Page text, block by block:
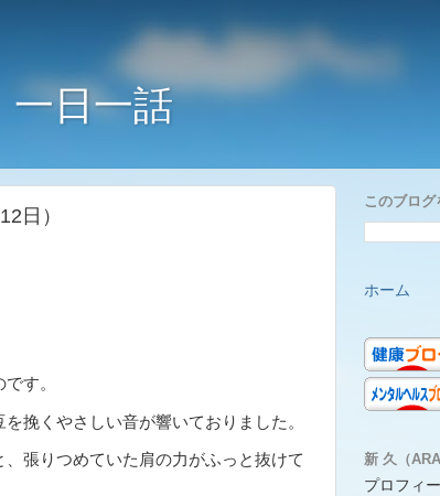
一日一話
日）
す。
挽くやさしい音が響いておりました。
張りつめていた肩の力がふっと抜けて
このブログ
ホーム
新 久（
プロフィ